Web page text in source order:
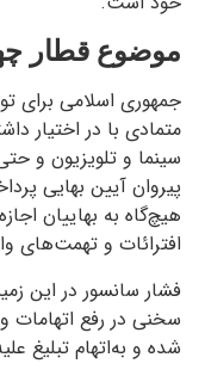
موضوع قطار
جمهوری اسلامی برای
متمادی با در اختیار
سینما و تلویزیون و
پیروان آیین بهایی
هیچ‌گاه به بهاییان
افترائات و تهمت‌های
فشار سانسور در این
سخنی در رفع اتهامات
شده و به‌اتهام تبلیغ